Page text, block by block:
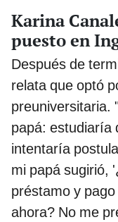
Karina
puesto en
Después de
relata que optó
preuniversitaria.
papá: estudiaría
intentaría
mi papá sugirió,
préstamo y
ahora? No me